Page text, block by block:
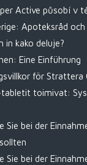
Active působí v
Apoteksråd
in kako deluje?
Eine Einführung
för Strattera
tabletit toimivat:
Sie bei der
Sie bei der